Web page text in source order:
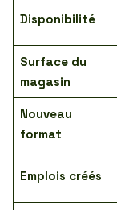
Disponibilité
Surface du
magasin
Nouveau
format
Emplois créés